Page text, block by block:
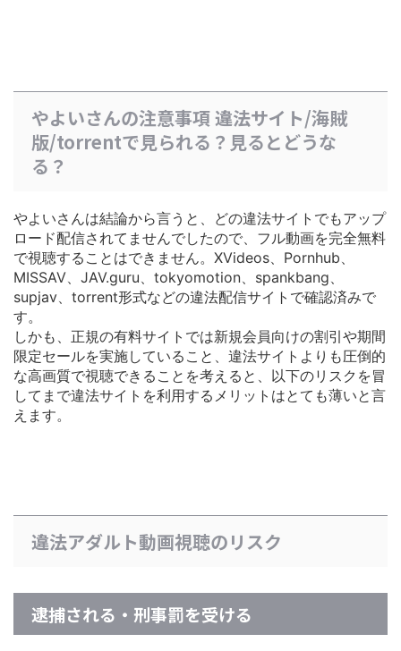
やよいさんの注意事項 違法サイト/海賊
版/torrentで見られる？見るとどうな
る？
やよいさんは結論から言うと、どの違法サイトでもアップ
ロード配信されてませんでしたので、フル動画を完全無料
で視聴することはできません。XVideos、Pornhub、
MISSAV、JAV.guru、tokyomotion、spankbang、
supjav、torrent形式などの違法配信サイトで確認済みで
す。
しかも、正規の有料サイトでは新規会員向けの割引や期間
限定セールを実施している こと、違法サイトよりも圧倒的
な高画質で視聴できることを考えると、以下のリスクを冒
してまで違法サイトを利用するメリットはとても薄いと言
えます。
違法アダルト動画視聴のリスク
逮捕される・刑事罰を受ける